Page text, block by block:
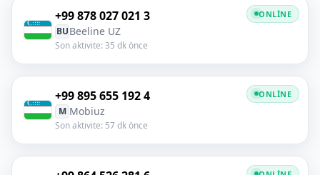
+99 878 027 021 3
BUBeeline UZ
Son aktivite: 35 dk önce
ONLINE
+99 895 655 192 4
M Mobiuz
Son aktivite: 57 dk önce
ONLINE